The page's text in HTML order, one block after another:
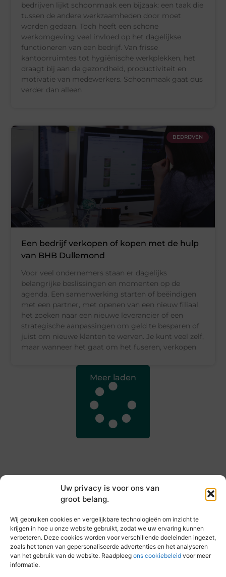
Uw privacy is voor ons van
groot belang.
Wij gebruiken cookies en vergelijkbare technologieën om inzicht te
krijgen in hoe u onze website gebruikt, zodat we uw ervaring kunnen
verbeteren. Deze cookies worden voor verschillende doeleinden ingezet,
zoals het tonen van gepersonaliseerde advertenties en het analyseren
van het gebruik van de website. Raadpleeg ons cookiebeleid voor meer
informatie.
bedrijven lijkt schoonmaak een bijzaak: een taak die
tussen de andere werkzaamheden door moet
worden gedaan. Toch heeft een schone
werkomgeving veel invloed op het dagelijkse
functioneren van een bedrijf. Van frisse
kantoorruimtes tot hygiënische werkplekken, het
draagt bij aan de gezondheid, productiviteit en
motivatie van medewerkers. Schoonmaak gaat dus
verder dan alleen
BEDRIJVEN
Een bedrijf verkopen of kopen met de hulp
van BHB Dullemond
Voor veel ondernemers staan er dagelijks
belangrijke beslissingen en momenten op de
agenda. Een samenwerking starten of beëindigen
met een partner, met openen van een nieuw filiaal,
het zoeken naar een nieuwe leverancier of een
strategische aanpassingen om geld te besparen of
juist om nieuwe klanten te werven. Je kunt veel zelf,
maar wanneer het gaat om het fuseren, verkopen
Meer laden
Elke dag iets nieuws op vandebeckenkamp.nl